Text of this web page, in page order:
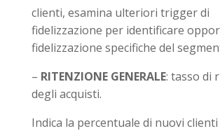
clienti, esamina ulteriori trigger di
fidelizzazione per identificare
fidelizzazione specifiche del
– RITENZIONE GENERALE: tasso di
degli acquisti.
Indica la percentuale di nuovi clienti